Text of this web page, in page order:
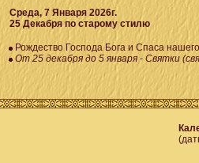
Среда, 7 Января 2026г.
25 Декабря по старому стилю
Рождество Господа Бога и Спаса
От 25 декабря до 5 января - Святки